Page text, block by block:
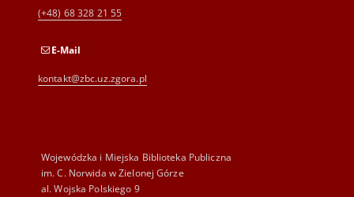
(+48) 68 328 21 55
E-Mail
kontakt@zbc.uz.zgora.pl
Wojewódzka i Miejska Biblioteka Publiczna
im. C. Norwida w Zielonej Górze
al. Wojska Polskiego 9